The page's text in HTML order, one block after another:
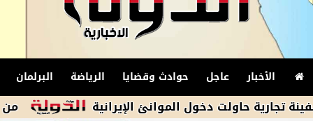
الأخبار عاجل حوادث وقضايا الرياضة البرلمان
من دروجبا